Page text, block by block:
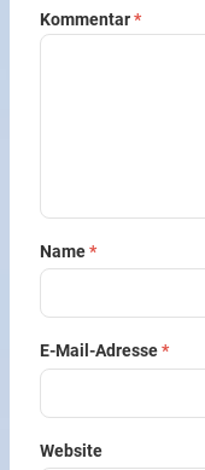
Kommentar*
Name*
E-Mail-Adresse*
Website